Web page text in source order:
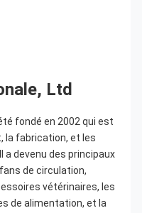
Ltd
fondé en 2002 qui est
la fabrication, et les
a devenu des principaux
de circulation,
vétérinaires, les